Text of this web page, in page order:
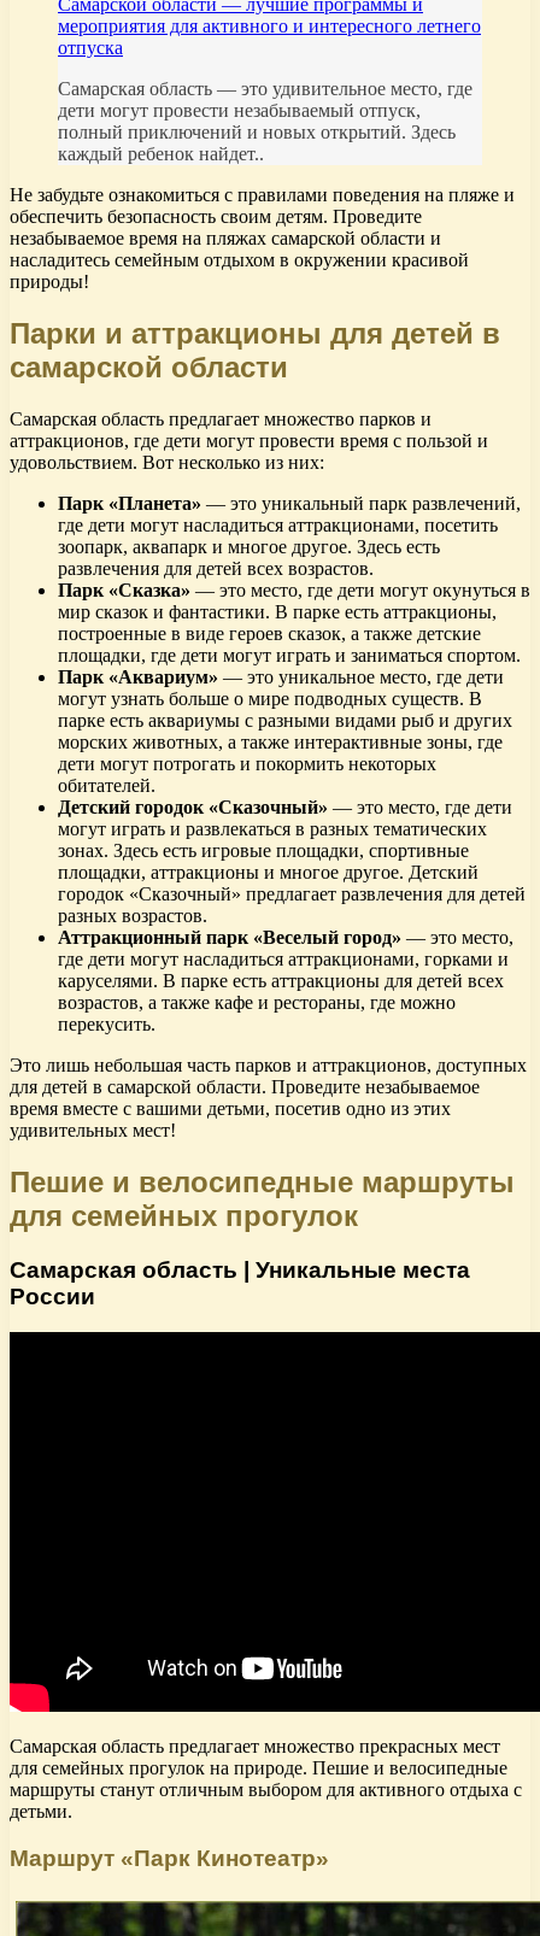
мероприятия для активного и интересного летнего
отпуска
Самарская область — это удивительное место, где
дети могут провести незабываемый отпуск,
полный приключений и новых открытий. Здесь
каждый ребенок найдет..
Не забудьте ознакомиться с правилами поведения на пляже и
обеспечить безопасность своим детям. Проведите
незабываемое время на пляжах самарской области и
насладитесь семейным отдыхом в окружении красивой
природы!
Парки и аттракционы для детей в
самарской области
Самарская область предлагает множество парков и
аттракционов, где дети могут провести время с пользой и
удовольствием. Вот несколько из них:
Парк «Планета» — это уникальный парк развлечений,
где дети могут насладиться аттракционами, посетить
зоопарк, аквапарк и многое другое. Здесь есть
развлечения для детей всех возрастов.
Парк «Сказка» — это место, где дети могут окунуться в
мир сказок и фантастики. В парке есть аттракционы,
построенные в виде героев сказок, а также детские
площадки, где дети могут играть и заниматься спортом.
Парк «Аквариум» — это уникальное место, где дети
могут узнать больше о мире подводных существ. В
парке есть аквариумы с разными видами рыб и других
морских животных, а также интерактивные зоны, где
дети могут потрогать и покормить некоторых
обитателей.
Детский городок «Сказочный» — это место, где дети
могут играть и развлекаться в разных тематических
зонах. Здесь есть игровые площадки, спортивные
площадки, аттракционы и многое другое. Детский
городок «Сказочный» предлагает развлечения для детей
разных возрастов.
Аттракционный парк «Веселый город» — это место,
где дети могут насладиться аттракционами, горками и
каруселями. В парке есть аттракционы для детей всех
возрастов, а также кафе и рестораны, где можно
перекусить.
Это лишь небольшая часть парков и аттракционов, доступных
для детей в самарской области. Проведите незабываемое
время вместе с вашими детьми, посетив одно из этих
удивительных мест!
Пешие и велосипедные маршруты
для семейных прогулок
Самарская область | Уникальные места
России
Самарская область предлагает множество прекрасных мест
для семейных прогулок на природе. Пешие и велосипедные
маршруты станут отличным выбором для активного отдыха с
детьми.
Маршрут «Парк Кинотеатр»